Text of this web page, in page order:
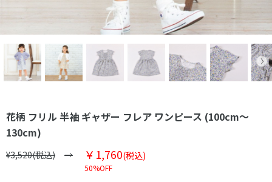
花柄 フリル 半袖 ギャザー フレア ワンピース (100cm～
130cm)
¥3,520(税込) ￥1,760(税込)
50%OFF